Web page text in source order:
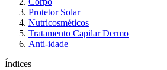
Protetor Solar
Nutricosméticos
Tratamento Capilar Dermo
Anti-idade
Índices